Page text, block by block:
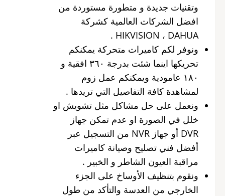
وتقنيات جديدة و متطورة مستوردة من
افضل الشركات العالمية كشركة
HIKVISION ، DAHUA .
ونوفر لكم كاميرات متحركة يمكنكم
تحريكها اينما شئت بدرجة ٣٦٠ افقية و
١٨٠ عامودية ويمكنكم عمل زوم
لمشاهدة كافة التفاصيل التي تريدها .
ونعمل على حل مشاكل مثل تشويش او
خلل في الصورة او عدم تمكن جهاز
DVR أو جهاز NVR من التسجيل عبر
أفضل فني تصليح وصيانة كاميرات
مراقبة العيون الشاطر و الخبير .
ونقوم بتنظيف الأوساخ على الجزء
الخارجي من العدسة والتأكد من طول